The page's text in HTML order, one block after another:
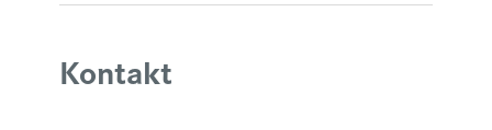
Kontakt